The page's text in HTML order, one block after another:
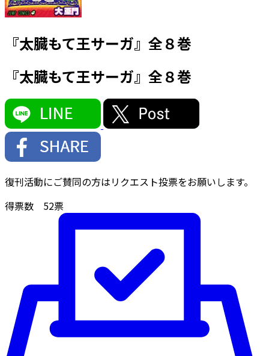
『太臓もて王サーガ』全８巻
『太臓もて王サーガ』全８巻
復刊活動にご賛同の方はリクエスト投票をお願いします。
得票数 52票